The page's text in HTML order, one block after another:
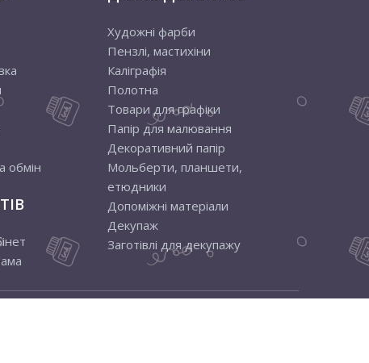
обмін
Художні фарби
Пензлі, мастихіни
Каліграфія
Полотна
Товари для графіки
Папір для малювання
Декоративний папір
Мольберти, планшети,
етюдники
Допоміжні матеріали
Декупаж
Заготівлі для декупажу